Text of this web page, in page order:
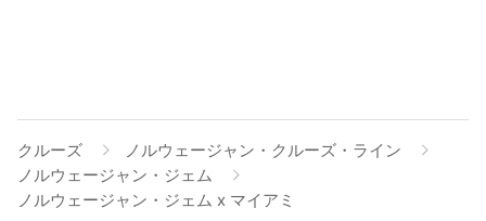
クルーズ
ノルウェージャン・クルーズ・ライン
ノルウェージャン・ジェム
ノルウェージャン・ジェム x マイアミ